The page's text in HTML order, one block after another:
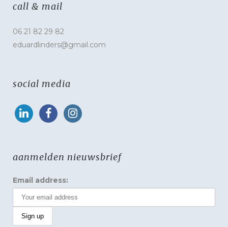
call & mail
06 21 82 29 82
eduardlinders@gmail.com
social media
aanmelden nieuwsbrief
Email address: